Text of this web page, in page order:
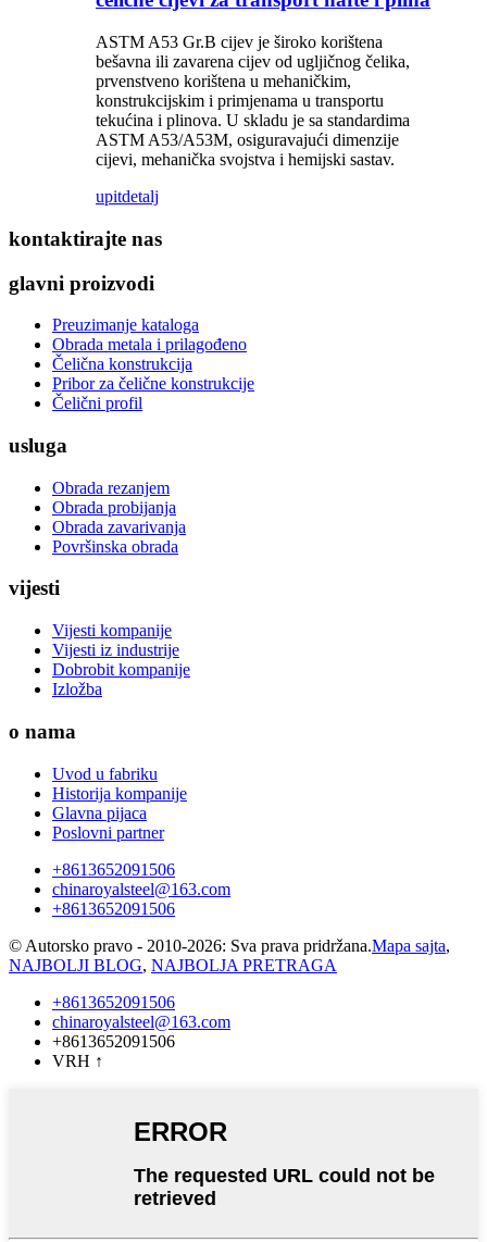
ASTM A53 Gr.B cijev je široko korištena
bešavna ili zavarena cijev od ugljičnog čelika,
prvenstveno korištena u mehaničkim,
konstrukcijskim i primjenama u transportu
tekućina i plinova. U skladu je sa standardima
ASTM A53/A53M, osiguravajući dimenzije
cijevi, mehanička svojstva i hemijski sastav.
upitdetalj
kontaktirajte nas
glavni proizvodi
Preuzimanje kataloga
Obrada metala i prilagođeno
Čelična konstrukcija
Pribor za čelične konstrukcije
Čelični profil
usluga
Obrada rezanjem
Obrada probijanja
Obrada zavarivanja
Površinska obrada
vijesti
Vijesti kompanije
Vijesti iz industrije
Dobrobit kompanije
Izložba
o nama
Uvod u fabriku
Historija kompanije
Glavna pijaca
Poslovni partner
+8613652091506
chinaroyalsteel@163.com
+8613652091506
© Autorsko pravo - 2010-2026: Sva prava pridržana.Mapa sajta,
NAJBOLJI BLOG, NAJBOLJA PRETRAGA
+8613652091506
chinaroyalsteel@163.com
+8613652091506
VRH ↑